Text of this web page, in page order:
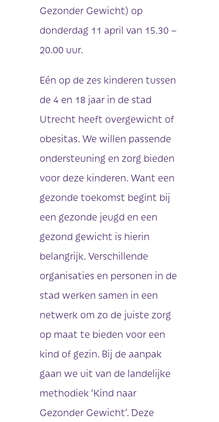
Gezonder Gewicht) op
donderdag 11 april van 15.30 –
20.00 uur.
Eén op de zes kinderen tussen
de 4 en 18 jaar in de stad
Utrecht heeft overgewicht of
obesitas. We willen passende
ondersteuning en zorg bieden
voor deze kinderen. Want een
gezonde toekomst begint bij
een gezonde jeugd en een
gezond gewicht is hierin
belangrijk. Verschillende
organisaties en personen in de
stad werken samen in een
netwerk om zo de juiste zorg
op maat te bieden voor een
kind of gezin. Bij de aanpak
gaan we uit van de landelijke
methodiek ‘Kind naar
Gezonder Gewicht’. Deze